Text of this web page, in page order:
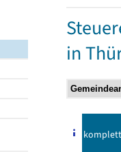
in
komplett